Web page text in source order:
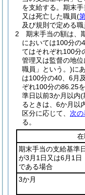
を支給する。 期末手
又は死亡した職員(
及び規則で定める
2
期末手当の額は、
においては100分の
てはそれぞれ100分
管理又は監督の地位
職員」という。)に
は100分の40、6月
ぞれ100分の86.25
準日以前3か月以内(
るときは、6か月以
区分に応じて、 次の
る。
期末手当の支給基準
が3月1日又は6月1日
である場合
3か月